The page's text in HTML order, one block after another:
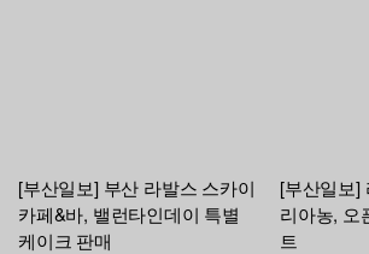
[부산일보] 부산 라발스 스카이
카페&바, 밸런타인데이 특별
케이크 판매
[부산일보]
리아농, 오
트